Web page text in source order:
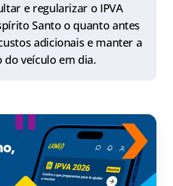
e regularizar o IPVA
Santo o quanto antes
adicionais e manter a
do veículo em dia.